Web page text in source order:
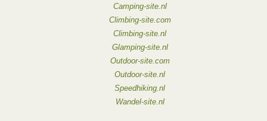
Camping-site.nl
Climbing-site.com
Climbing-site.nl
Glamping-site.nl
Outdoor-site.com
Outdoor-site.nl
Speedhiking.nl
Wandel-site.nl